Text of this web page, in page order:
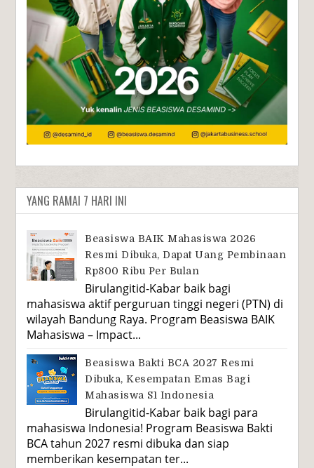
YANG RAMAI 7 HARI INI
Beasiswa BAIK Mahasiswa 2026
Resmi Dibuka, Dapat Uang Pembinaan
Rp800 Ribu Per Bulan
Birulangitid-Kabar baik bagi
mahasiswa aktif perguruan tinggi negeri (PTN) di
wilayah Bandung Raya. Program Beasiswa BAIK
Mahasiswa – Impact...
Beasiswa Bakti BCA 2027 Resmi
Dibuka, Kesempatan Emas Bagi
Mahasiswa S1 Indonesia
Birulangitid-Kabar baik bagi para
mahasiswa Indonesia! Program Beasiswa Bakti
BCA tahun 2027 resmi dibuka dan siap
memberikan kesempatan ter...